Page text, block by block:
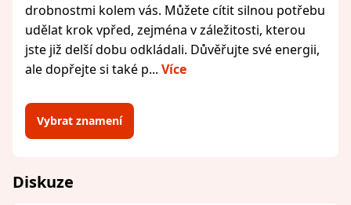
drobnostmi kolem vás. Můžete cítit silnou potřebu
udělat krok vpřed, zejména v záležitosti, kterou
jste již delší dobu odkládali. Důvěřujte své energii,
ale dopřejte si také p... Více
Vybrat znamení
Diskuze